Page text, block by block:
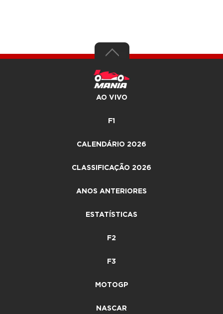
AO VIVO
F1
CALENDÁRIO 2026
CLASSIFICAÇÃO 2026
ANOS ANTERIORES
ESTATÍSTICAS
F2
F3
MOTOGP
NASCAR